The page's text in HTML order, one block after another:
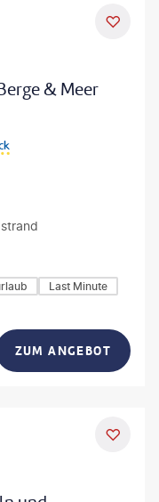
& Meer
Last Minute
ZUM ANGEBOT